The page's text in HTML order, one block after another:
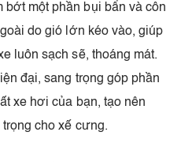
bớt một phần bụi bẩn và côn
do gió lớn kéo vào, giúp
luôn sạch sẽ, thoáng mát.
đại, sang trọng góp phần
xe hơi của bạn, tạo nên
cho xế cưng.